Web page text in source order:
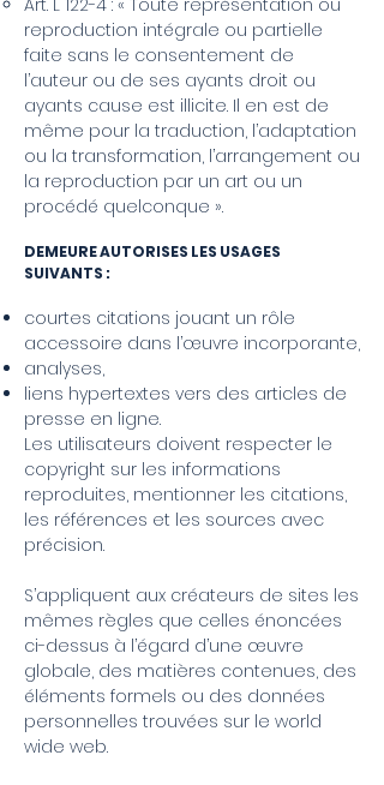
Art. L 122-4 : « Toute représentation ou
reproduction intégrale ou partielle
faite sans le consentement de
l’auteur ou de ses ayants droit ou
ayants cause est illicite. Il en est de
même pour la traduction, l’adaptation
ou la transformation, l’arrangement ou
la reproduction par un art ou un
procédé quelconque ».
DEMEURE AUTORISES LES USAGES
SUIVANTS :
courtes citations jouant un rôle
accessoire dans l’œuvre incorporante,
analyses,
liens hypertextes vers des articles de
presse en ligne.
Les utilisateurs doivent respecter le
copyright sur les informations
reproduites, mentionner les citations,
les références et les sources avec
précision.
S’appliquent aux créateurs de sites les
mêmes règles que celles énoncées
ci-dessus à l’égard d’une œuvre
globale, des matières contenues, des
éléments formels ou des données
personnelles trouvées sur le world
wide web.